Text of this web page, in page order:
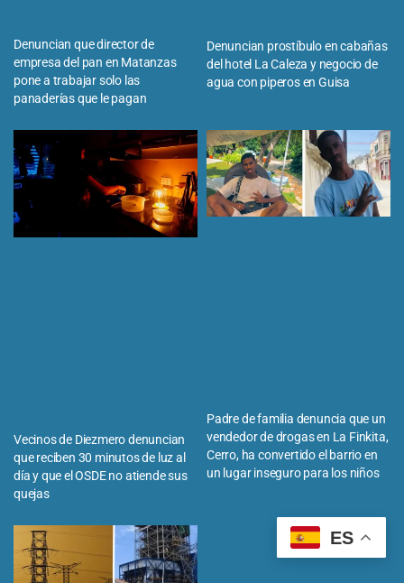
Denuncian que director de
empresa del pan en Matanzas
pone a trabajar solo las
panaderías que le pagan
Denuncian prostíbulo en cabañas
del hotel La Caleza y negocio de
agua con piperos en Guisa
Vecinos de Diezmero denuncian
que reciben 30 minutos de luz al
día y que el OSDE no atiende sus
quejas
Padre de familia denuncia que un
vendedor de drogas en La Finkita,
Cerro, ha convertido el barrio en
un lugar inseguro para los niños
ES